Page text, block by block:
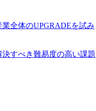
全体のUPGRADEを試み
すべき難易度の高い課題